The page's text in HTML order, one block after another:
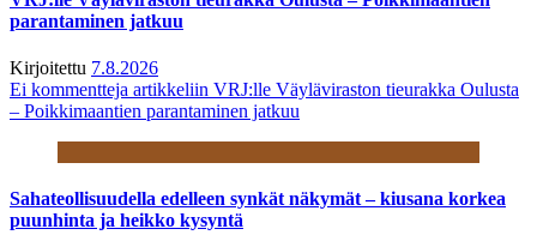
parantaminen jatkuu
Kirjoitettu 7.8.2026
Ei kommentteja artikkeliin VRJ:lle Väyläviraston tieurakka Oulusta
– Poikkimaantien parantaminen jatkuu
Sahateollisuudella edelleen synkät näkymät – kiusana korkea
puunhinta ja heikko kysyntä